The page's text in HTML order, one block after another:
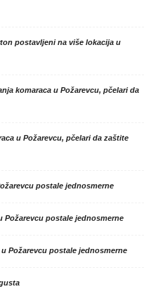
postavljeni na više lokacija u
komaraca u Požarevcu, pčelari da
u Požarevcu, pčelari da zaštite
postale jednosmerne
Požarevcu postale jednosmerne
Požarevcu postale jednosmerne